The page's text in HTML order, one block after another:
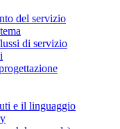
del servizio
di servizio
e il linguaggio